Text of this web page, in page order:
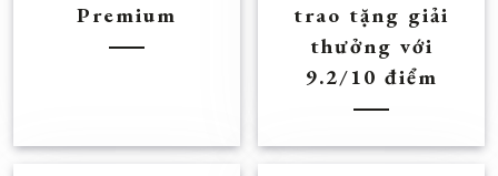
Premium
trao tặng giải
thưởng với
9.2/10 điểm